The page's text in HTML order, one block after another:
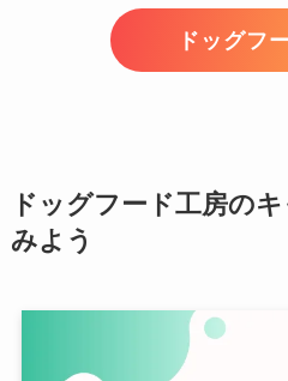
ドッグフ
ドッグフード工房の
みよう